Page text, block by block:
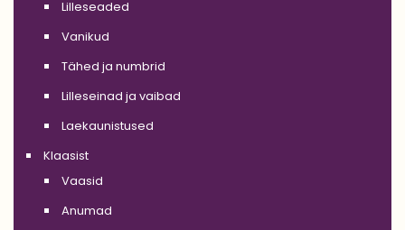
Lilleseaded
Vanikud
Tähed ja numbrid
Lilleseinad ja vaibad
Laekaunistused
Klaasist
Vaasid
Anumad